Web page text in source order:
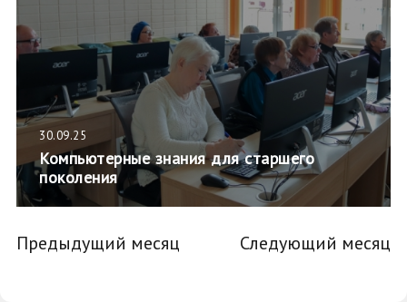
30.09.25
Компьютерные знания для старшего
поколения
Предыдущий месяц Следующий месяц